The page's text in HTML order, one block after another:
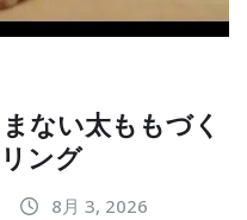
ない太ももづく
ング
8月 3, 2026